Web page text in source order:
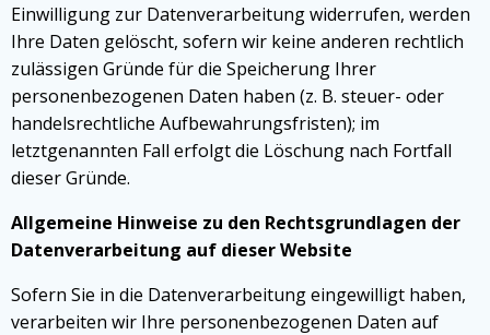
Einwilligung zur Datenverarbeitung widerrufen, werden
Ihre Daten gelöscht, sofern wir keine anderen rechtlich
zulässigen Gründe für die Speicherung Ihrer
personenbezogenen Daten haben (z. B. steuer- oder
handelsrechtliche Aufbewahrungsfristen); im
letztgenannten Fall erfolgt die Löschung nach Fortfall
dieser Gründe.
Allgemeine Hinweise zu den Rechtsgrundlagen der
Datenverarbeitung auf dieser Website
Sofern Sie in die Datenverarbeitung eingewilligt haben,
verarbeiten wir Ihre personenbezogenen Daten auf